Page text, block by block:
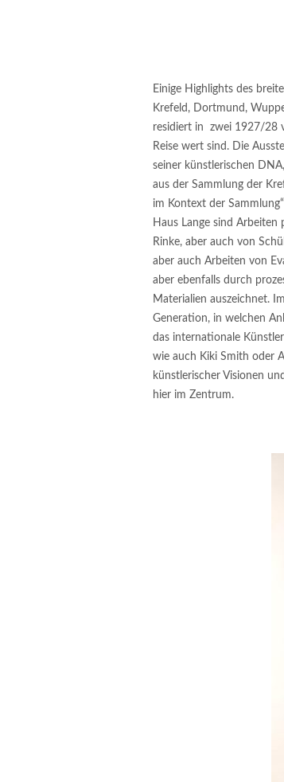
Einige Highlights des
Krefeld, Dortmund,
residiert in zwei 1927/28
Reise wert sind. Die
seiner künstlerischen
aus der Sammlung der
im Kontext der
Haus Lange sind
Rinke, aber auch von
aber auch Arbeiten von
aber ebenfalls durch
Materialien auszeichnet.
Generation, in welchen
das internationale
wie auch Kiki Smith oder
künstlerischer Visionen
hier im Zentrum.